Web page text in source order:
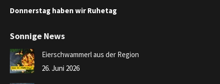
Donnerstag haben wir Ruhetag
Sonnige News
Eierschwammerl aus der Region
26. Juni 2026